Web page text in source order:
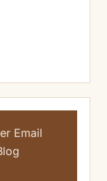
Email